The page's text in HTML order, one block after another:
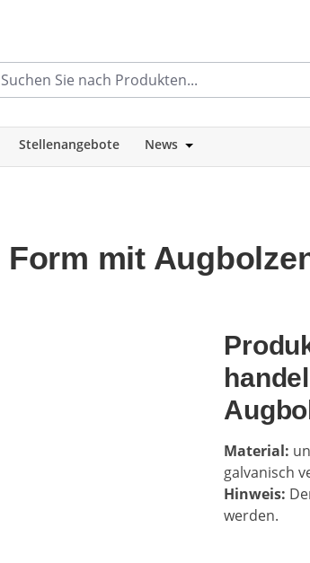
Stellenangebote News Öffne oder
mit
Material: u
galvanisch
Hinweis:
werden.